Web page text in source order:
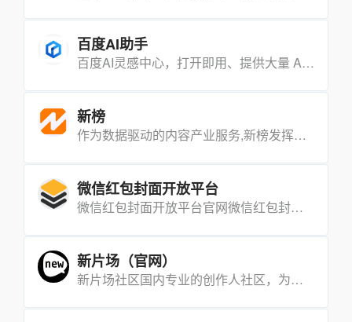
百度AI助手
百度AI灵感中心，打开即用、提供大量 AI 应用场景的 AI 助手。
新榜
作为数据驱动的内容产业服务,新榜发挥行业枢纽作用,连接线上线下资源,提供内容营销、电商导购、用户运营、版权分发等产品服务,服务于内容产业,以内容服务产业。
微信红包封面开放平台
微信红包封面开放平台官网微信红包封面开放平台是一个专门为品牌主提供的红包封面付费定制服务。其核心优势在于，平[…]
新片场（官网）
新片场社区国内专业的创作人社区，为创作人提供作品展示、互动交流、影视教学、素材交易、影视创作工具等服务，已有大概32个国内外地区的创作者，80多万创作者，分享过超过180万部的作品。